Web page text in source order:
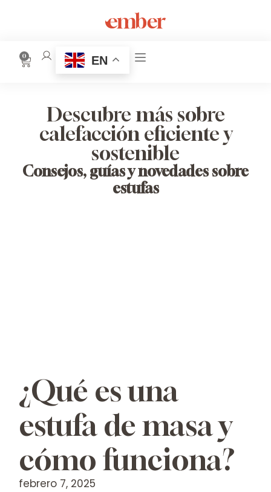
0 EN
Descubre más sobre
calefacción eficiente y
sostenible
Consejos, guías y novedades sobre
estufas
¿Qué es una
estufa de masa y
cómo funciona?
febrero 7, 2025